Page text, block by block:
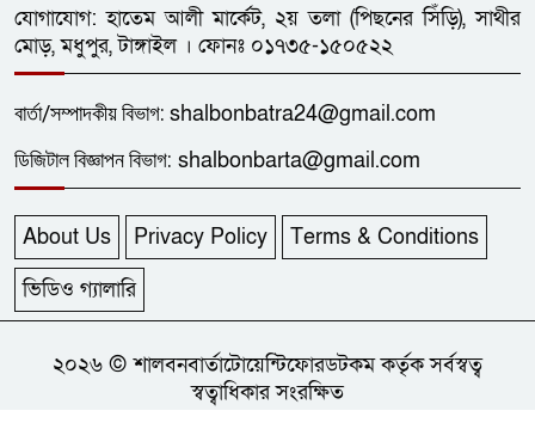
ধনবাড়ীতে এইচএসসি শিক্ষার্থীর
ফাঁসিতে ঝুলে আত্মহত্যা
১৩
ছাত্রদলের নেতা আল-আমিনের
প্লাটিলেট সহ ৯১তম রক্তদান
১৪
ধনবাড়ীতে কৃষকদের মাঝে বিনামূল্যে
১৫
একাধিক পত্রিকা না পড়লে যাঁর কাছে
দিনটি ছিল অর্থহীন
যোগাযোগ: হাতেম আলী মার্কেট, ২য় তলা (পিছনের সিঁড়ি), সাথীর
মোড়, মধুপুর, টাঙ্গাইল । ফোনঃ ০১৭৩৫-১৫০৫২২
বার্তা/সম্পাদকীয়বিভাগ: shalbonbatra24@gmail.com
ডিজিটাল বিজ্ঞাপন বিভাগ: shalbonbarta@gmail.com
About Us Privacy Policy
Terms & Conditions
ভিডিও গ্যালারি
২০২৬ © শালবনবার্তাটোয়েন্টিফোরডটকম কর্তৃক সর্বস্বত্ব
স্বত্বাধিকার সংরক্ষিত